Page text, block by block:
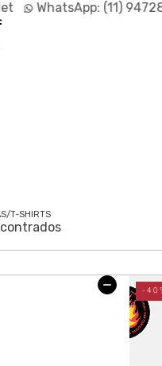
(11) 94728-9569
/T-SHIRTS
-